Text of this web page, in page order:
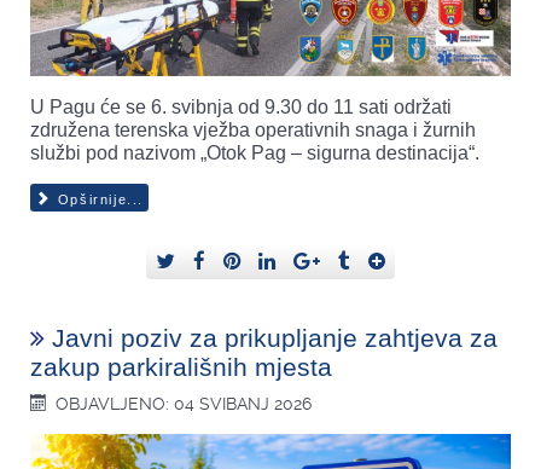
U Pagu će se 6. svibnja od 9.30 do 11 sati održati
združena terenska vježba operativnih snaga i žurnih
službi pod nazivom „Otok Pag – sigurna destinacija“.
Opširnije...
Javni poziv za prikupljanje zahtjeva za
zakup parkirališnih mjesta
OBJAVLJENO: 04 SVIBANJ 2026